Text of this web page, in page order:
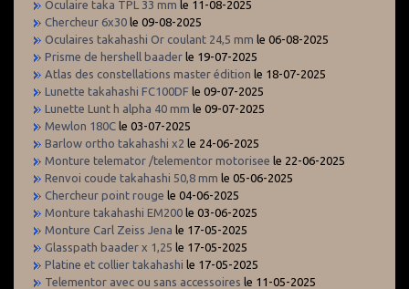
Oculaire taka TPL 33 mm le 11-08-2025
Chercheur 6x30 le 09-08-2025
Oculaires takahashi Or coulant 24,5 mm le 06-08-2025
Prisme de hershell baader le 19-07-2025
Atlas des constellations master édition le 18-07-2025
Lunette takahashi FC100DF le 09-07-2025
Lunette Lunt h alpha 40 mm le 09-07-2025
Mewlon 180C le 03-07-2025
Barlow ortho takahashi x2 le 24-06-2025
Monture telemator /telementor motorisee le 22-06-2025
Renvoi coude takahashi 50,8 mm le 05-06-2025
Chercheur point rouge le 04-06-2025
Monture takahashi EM200 le 03-06-2025
Monture Carl Zeiss Jena le 17-05-2025
Glasspath baader x 1,25 le 17-05-2025
Platine et collier takahashi le 17-05-2025
Telementor avec ou sans accessoires le 11-05-2025